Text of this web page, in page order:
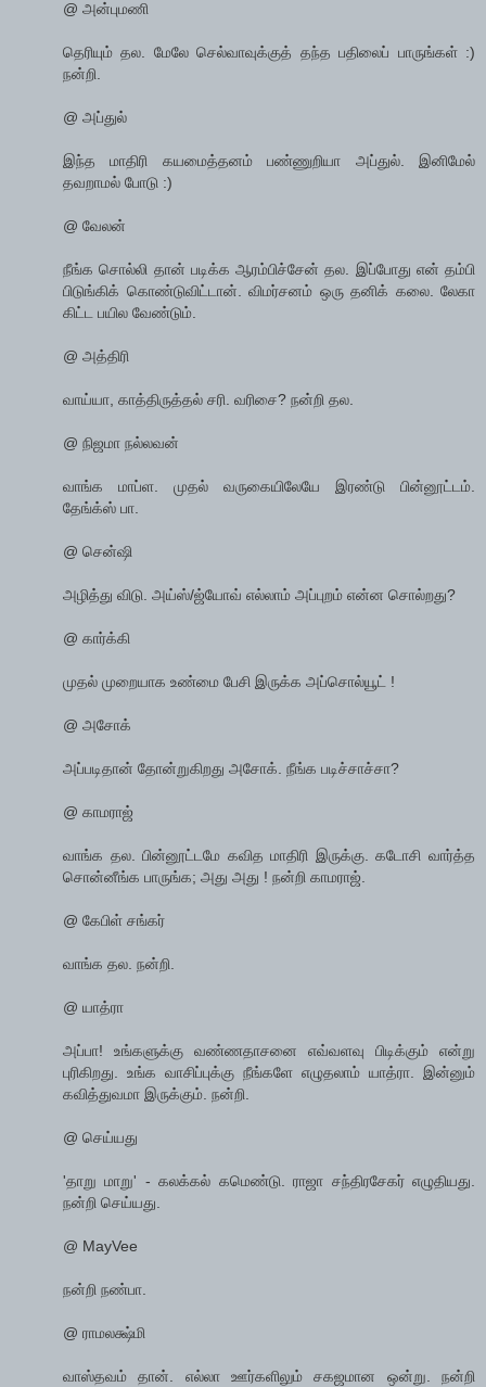
@ அன்புமணி
தெரியும் தல. மேலே செல்வாவுக்குத் தந்த பதிலைப் பாருங்கள் :)
நன்றி.
@ அப்துல்
இந்த மாதிரி கயமைத்தனம் பண்ணுறியா அப்துல். இனிமேல்
தவறாமல் போடு :)
@ வேலன்
நீங்க சொல்லி தான் படிக்க ஆரம்பிச்சேன் தல. இப்போது என் தம்பி
பிடுங்கிக் கொண்டுவிட்டான். விமர்சனம் ஒரு தனிக் கலை. லேகா
கிட்ட பயில வேண்டும்.
@ அத்திரி
வாய்யா, காத்திருத்தல் சரி. வரிசை? நன்றி தல.
@ நிஜமா நல்லவன்
வாங்க மாப்ள. முதல் வருகையிலேயே இரண்டு பின்னூட்டம்.
தேங்க்ஸ் பா.
@ சென்ஷி
அழித்து விடு. அய்ஸ்/ஜ்யோவ் எல்லாம் அப்புறம் என்ன சொல்றது?
@ கார்க்கி
முதல் முறையாக உண்மை பேசி இருக்க அப்சொல்யூட் !
@ அசோக்
அப்படிதான் தோன்றுகிறது அசோக். நீங்க படிச்சாச்சா?
@ காமராஜ்
வாங்க தல. பின்னூட்டமே கவித மாதிரி இருக்கு. கடோசி வார்த்த
சொன்னீங்க பாருங்க; அது அது ! நன்றி காமராஜ்.
@ கேபிள் சங்கர்
வாங்க தல. நன்றி.
@ யாத்ரா
அப்பா! உங்களுக்கு வண்ணதாசனை எவ்வளவு பிடிக்கும் என்று
புரிகிறது. உங்க வாசிப்புக்கு நீங்களே எழுதலாம் யாத்ரா. இன்னும்
கவித்துவமா இருக்கும். நன்றி.
@ செய்யது
'தாறு மாறு' - கலக்கல் கமெண்டு. ராஜா சந்திரசேகர் எழுதியது.
நன்றி செய்யது.
@ MayVee
நன்றி நண்பா.
@ ராமலக்ஷ்மி
வாஸ்தவம் தான். எல்லா ஊர்களிலும் சகஜமான ஒன்று. நன்றி